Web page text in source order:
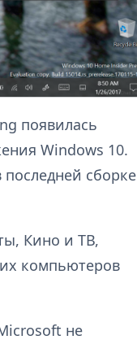
появилась
Windows 10.
сборке
Кино и ТВ,
компьютеров
не